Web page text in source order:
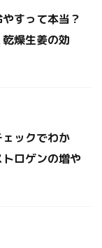
すって本当？
燥生姜の効
ックでわか
ロゲンの増や